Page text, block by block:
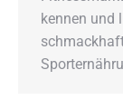
kennen und